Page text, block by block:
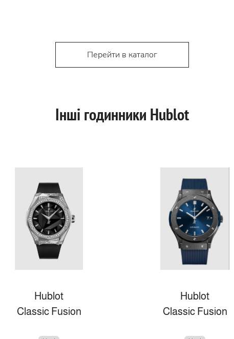
Перейти в каталог
Інші годинники Hublot
Hublot
Classic Fusion
Hublot
Classic Fusion